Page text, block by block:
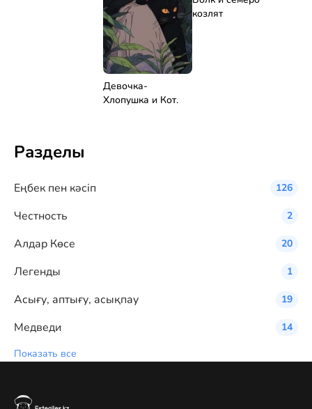
Девочка-
Хлопушка и Кот.
козлят
Разделы
Eңбек пен кәсіп 126
Честность 2
Алдар Көсе 20
Легенды 1
Асығу, аптығу, асықпау 19
Медведи
14
Показать все